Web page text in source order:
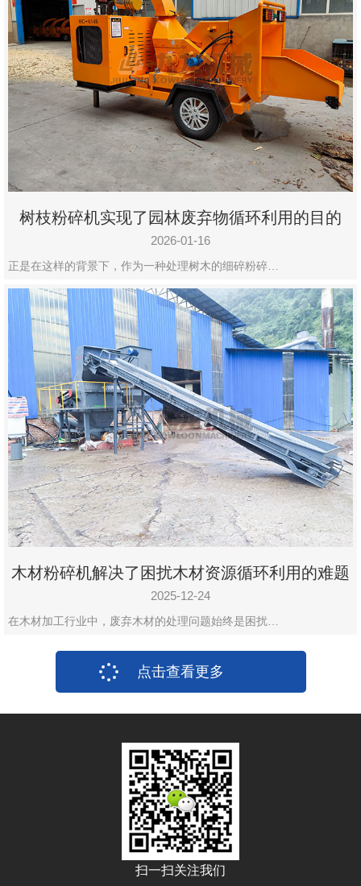
树枝粉碎机实现了园林废弃物循环利用的目的
2026-01-16
正是在这样的背景下，作为一种处理树木的细碎粉碎…
木材粉碎机解决了困扰木材资源循环利用的难题
2025-12-24
在木材加工行业中，废弃木材的处理问题始终是困扰…
点击查看更多
扫一扫关注我们